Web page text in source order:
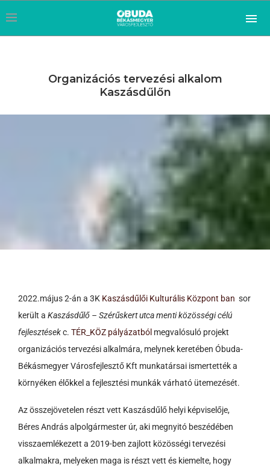
Organizációs tervezési alkalom
Kaszásdűlőn
2022.május 2-án a 3K Kaszásdűlői Kulturális Központ ban sor
került a Kaszásdűlő – Szérűskert utca menti közösségi célú
fejlesztésekc. TÉR_KÖZ pályázatból megvalósuló projekt
organizációs tervezési alkalmára, melynek keretében Óbuda-
Békásmegyer Városfejlesztő Kft munkatársai ismertették a
környéken élőkkel a fejlesztési munkák várható ütemezését.
Az összejövetelen részt vett Kaszásdűlő helyi képviselője,
Béres András alpolgármester úr, aki megnyitó beszédében
visszaemlékezett a 2019-ben zajlott közösségi tervezési
alkalmakra, melyeken maga is részt vett és kiemelte, hogy